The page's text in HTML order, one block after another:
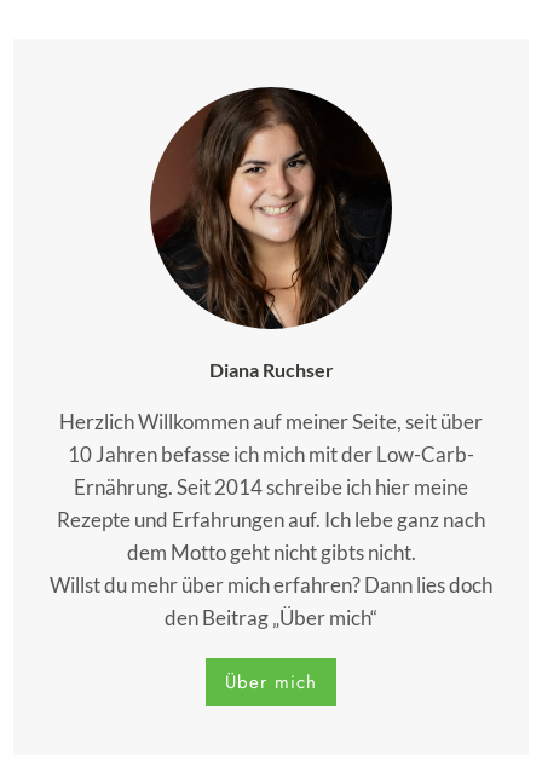
Diana Ruchser
Herzlich Willkommen auf meiner Seite, seit über
10 Jahren befasse ich mich mit der Low-Carb-
Ernährung. Seit 2014 schreibe ich hier meine
Rezepte und Erfahrungen auf. Ich lebe ganz nach
dem Motto geht nicht gibts nicht.
Willst du mehr über mich erfahren? Dann lies doch
den Beitrag „Über mich“
Über mich